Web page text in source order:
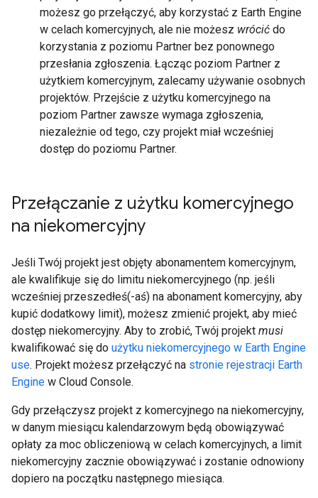
możesz go przełączyć, aby korzystać z Earth Engine
w celach komercyjnych, ale nie możesz wrócić do
korzystania z poziomu Partner bez ponownego
przesłania zgłoszenia. Łącząc poziom Partner z
użytkiem komercyjnym, zalecamy używanie osobnych
projektów. Przejście z użytku komercyjnego na
poziom Partner zawsze wymaga zgłoszenia,
niezależnie od tego, czy projekt miał wcześniej
dostęp do poziomu Partner.
Przełączanie z użytku komercyjnego
na niekomercyjny
Jeśli Twój projekt jest objęty abonamentem komercyjnym,
ale kwalifikuje się do limitu niekomercyjnego (np. jeśli
wcześniej przeszedłeś(-aś) na abonament komercyjny, aby
kupić dodatkowy limit), możesz zmienić projekt, aby mieć
dostęp niekomercyjny. Aby to zrobić, Twój projekt musi
kwalifikować się do użytku niekomercyjnego w Earth Engine
use. Projekt możesz przełączyć na stronie rejestracji Earth
Engine w Cloud Console.
Gdy przełączysz projekt z komercyjnego na niekomercyjny,
w danym miesiącu kalendarzowym będą obowiązywać
opłaty za moc obliczeniową w celach komercyjnych, a limit
niekomercyjny zacznie obowiązywać i zostanie odnowiony
dopiero na początku następnego miesiąca.